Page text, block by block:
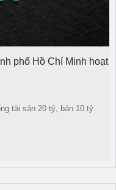
phố Hồ Chí Minh hoạt
tài sản 20 tỷ, bán 10 tỷ